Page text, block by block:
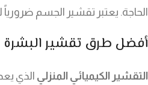
الحاجة. يعتبر تقشير الجسم
أفضل طرق تقشير البشرة Lumilight Peel،
التقشير الكيميائي المنزلي الذي